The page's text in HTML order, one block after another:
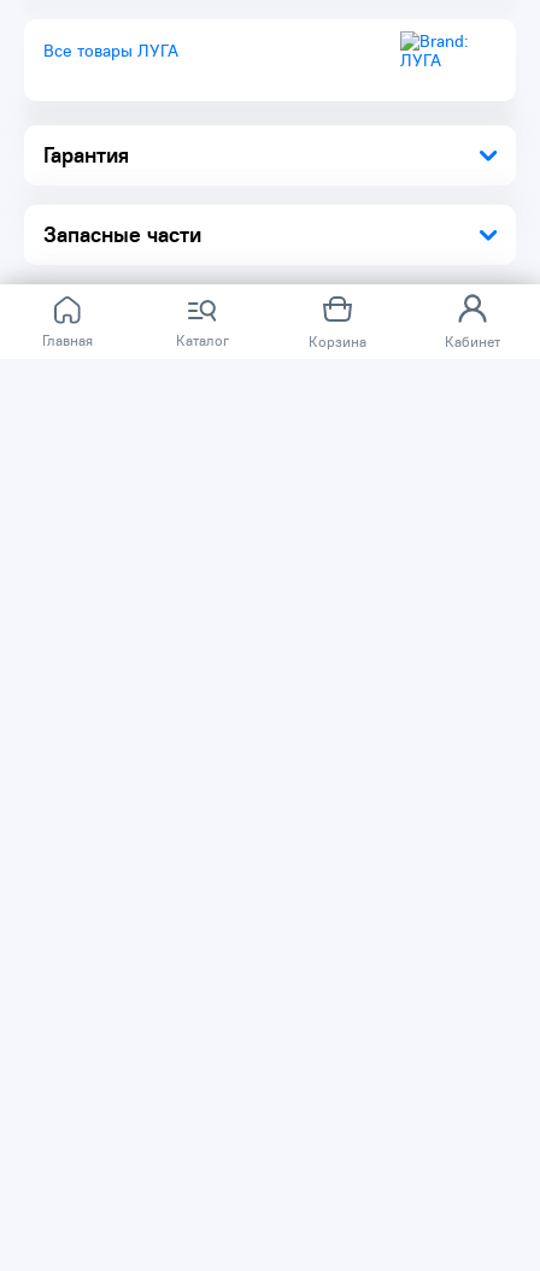
Главная Каталог Корзина Кабинет
Гарантия
Запасные части
Все товары ЛУГА